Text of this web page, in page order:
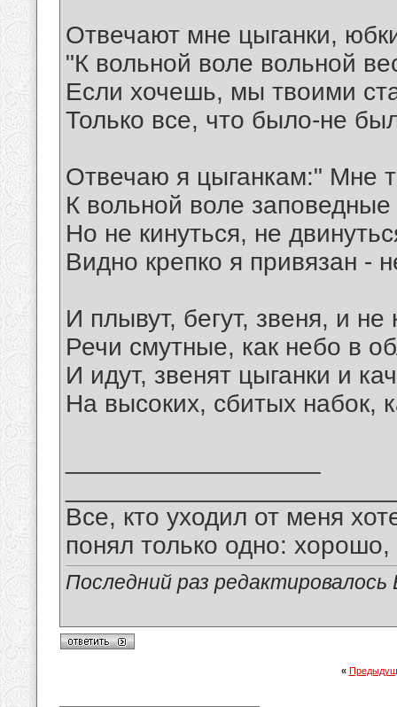
Отвечают мне цыганки,
"К вольной воле вольной
Если хочешь, мы твоими
Только все, что было-не
Отвечаю я цыганкам:" Мне
К вольной воле заповедные
Но не кинуться, не
Видно крепко я привязан -
И плывут, бегут, звеня, и не
Речи смутные, как небо в
И идут, звенят цыганки и
На высоких, сбитых набок,
Все, кто уходил от меня
понял только одно:
Последний раз
«